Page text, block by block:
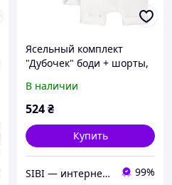
Ясельный комплект
"Дубочек" боди + шорты,
В наличии
524₴
Купить
SIBI — интернет-магазин товаров для дома: текстиль, одежда для всей семьи 99%